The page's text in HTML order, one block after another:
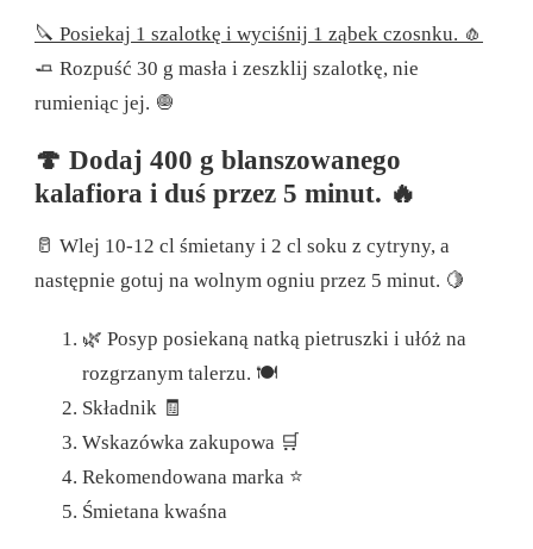
🔪 Posiekaj 1 szalotkę i wyciśnij 1 ząbek czosnku. 🧄
🧈 Rozpuść 30 g masła i zeszklij szalotkę, nie
rumieniąc jej. 🧅
🍄 Dodaj 400 g blanszowanego
kalafiora i duś przez 5 minut. 🔥
🥛 Wlej 10-12 cl śmietany i 2 cl soku z cytryny, a
następnie gotuj na wolnym ogniu przez 5 minut. 🍋
🌿 Posyp posiekaną natką pietruszki i ułóż na
rozgrzanym talerzu. 🍽️
Składnik 🧾
Wskazówka zakupowa 🛒
Rekomendowana marka ⭐
Śmietana kwaśna